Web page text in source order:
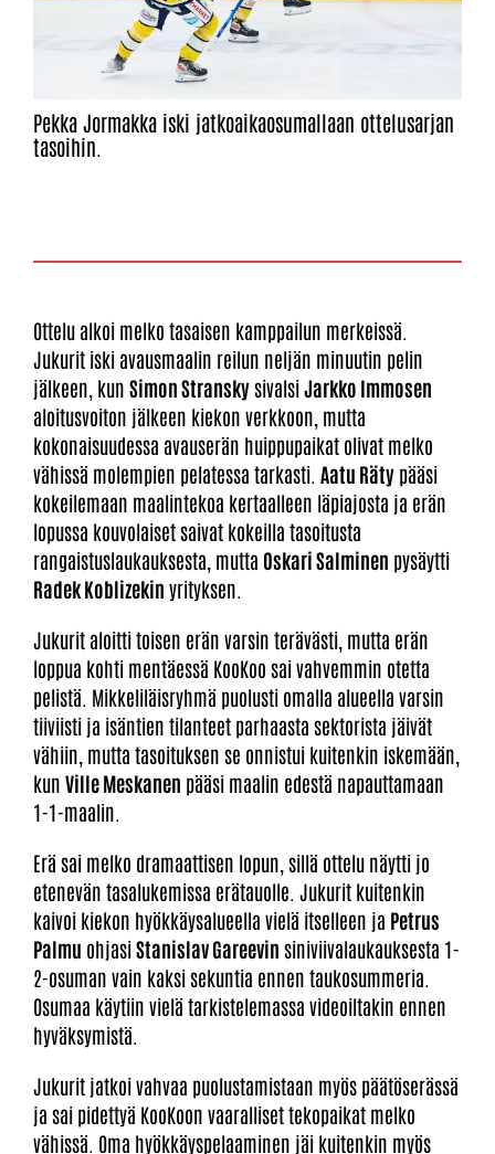
Pekka Jormakka iski jatkoaikaosumallaan ottelusarjan
tasoihin.
Ottelu alkoi melko tasaisen kamppailun merkeissä.
Jukurit iski avausmaalin reilun neljän minuutin pelin
jälkeen, kun Simon StranskysivalsiJarkko Immosen
aloitusvoiton jälkeen kiekon verkkoon, mutta
kokonaisuudessa avauserän huippupaikat olivat melko
vähissä molempien pelatessa tarkasti. Aatu Räty pääsi
kokeilemaan maalintekoa kertaalleen läpiajosta ja erän
lopussa kouvolaiset saivat kokeilla tasoitusta
rangaistuslaukauksesta, mutta Oskari Salminen pysäytti
Radek Koblizekin yrityksen.
Jukurit aloitti toisen erän varsin terävästi, mutta erän
loppua kohti mentäessä KooKoo sai vahvemmin otetta
pelistä. Mikkeliläisryhmä puolusti omalla alueella varsin
tiiviisti ja isäntien tilanteet parhaasta sektorista jäivät
vähiin, mutta tasoituksen se onnistui kuitenkin iskemään,
kun Ville Meskanen pääsi maalin edestä napauttamaan
1-1-maalin.
Erä sai melko dramaattisen lopun, sillä ottelu näytti jo
etenevän tasalukemissa erätauolle. Jukurit kuitenkin
kaivoi kiekon hyökkäysalueella vielä itselleen ja Petrus
Palmu ohjasiStanislav Gareevin siniviivalaukauksesta 1-
2-osuman vain kaksi sekuntia ennen taukosummeria.
Osumaa käytiin vielä tarkistelemassa videoiltakin ennen
hyväksymistä.
Jukurit jatkoi vahvaa puolustamistaan myös päätöserässä
ja sai pidettyä KooKoon vaaralliset tekopaikat melko
vähissä. Oma hyökkäyspelaaminen jäi kuitenkin myös